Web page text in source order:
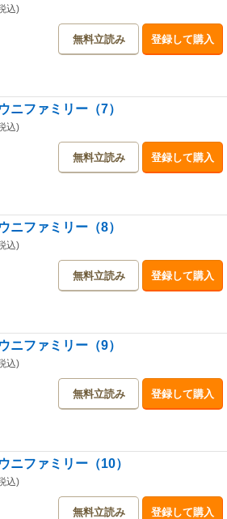
込)
無料立読み 登録して購入
ニファミリー（7）
込)
無料立読み 登録して購入
ニファミリー（8）
込)
無料立読み 登録して購入
ニファミリー（9）
込)
無料立読み 登録して購入
ニファミリー（10）
込)
無料立読み 登録して購入